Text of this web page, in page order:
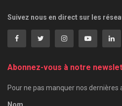
Suivez nous en direct sur les
Abonnez-vous à notre
Pour ne pas manquer nos dernières
Nom